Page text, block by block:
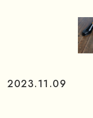
2023.11.09